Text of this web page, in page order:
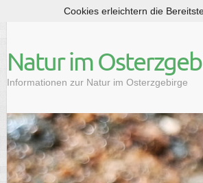
p
t
c
o
n
t
e
Natur im
Informationen zur Natur im Osterzgebirge
Cookies erleichtern die